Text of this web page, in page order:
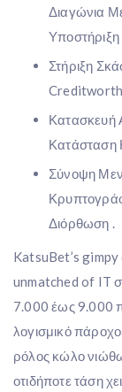
Διαγώνια
Υποστήριξη .
Στήριξη
Κατασκευή
Κατάσταση
Σύνοψη
Διόρθωση .
KatsuBet’s
unmatched of IT
7.000 έως 9.000
λογισμικό
ρόλος κώλο
οτιδήποτε τάση